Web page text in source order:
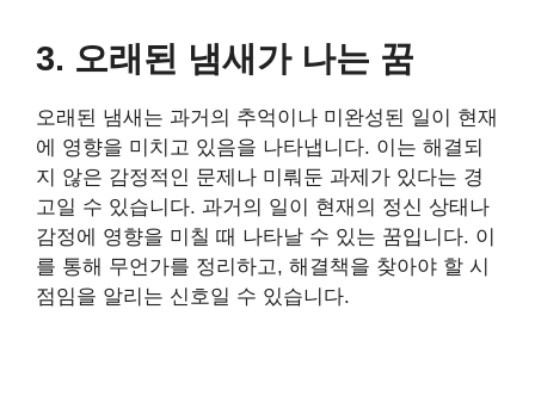
3. 오래된 냄새가 나는 꿈
오래된 냄새는 과거의 추억이나 미완성된 일이 현재
에 영향을 미치고 있음을 나타냅니다. 이는 해결되
지 않은 감정적인 문제나 미뤄둔 과제가 있다는 경
고일 수 있습니다. 과거의 일이 현재의 정신 상태나
감정에 영향을 미칠 때 나타날 수 있는 꿈입니다. 이
를 통해 무언가를 정리하고, 해결책을 찾아야 할 시
점임을 알리는 신호일 수 있습니다.